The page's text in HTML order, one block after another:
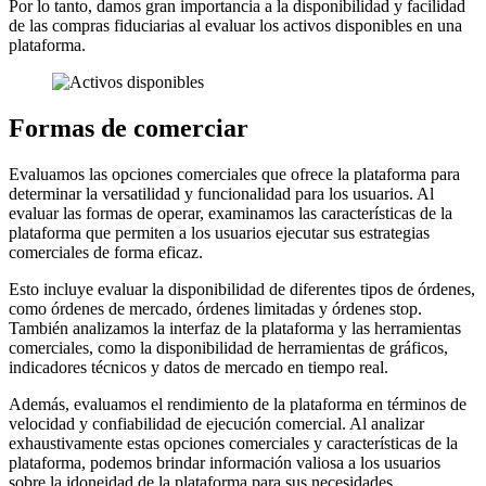
Por lo tanto, damos gran importancia a la disponibilidad y facilidad
de las compras fiduciarias al evaluar los activos disponibles en una
plataforma.
Formas de comerciar
Evaluamos las opciones comerciales que ofrece la plataforma para
determinar la versatilidad y funcionalidad para los usuarios. Al
evaluar las formas de operar, examinamos las características de la
plataforma que permiten a los usuarios ejecutar sus estrategias
comerciales de forma eficaz.
Esto incluye evaluar la disponibilidad de diferentes tipos de órdenes,
como órdenes de mercado, órdenes limitadas y órdenes stop.
También analizamos la interfaz de la plataforma y las herramientas
comerciales, como la disponibilidad de herramientas de gráficos,
indicadores técnicos y datos de mercado en tiempo real.
Además, evaluamos el rendimiento de la plataforma en términos de
velocidad y confiabilidad de ejecución comercial. Al analizar
exhaustivamente estas opciones comerciales y características de la
plataforma, podemos brindar información valiosa a los usuarios
sobre la idoneidad de la plataforma para sus necesidades